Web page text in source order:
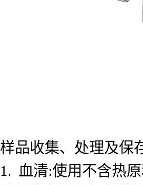
样品收集、处理及保
1. 血清:使用不含热